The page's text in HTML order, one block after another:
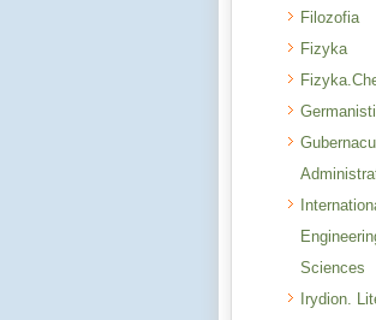
Filozofia
Fizyka
Sciences
Irydion.